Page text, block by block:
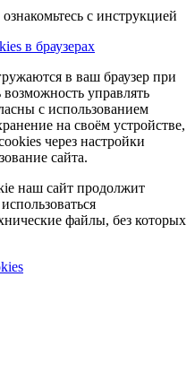
с инструкцией
в браузерах
в ваш браузер при
управлять
с использованием
на своём устройстве,
через настройки
сайта.
наш сайт продолжит
файлы, без которых